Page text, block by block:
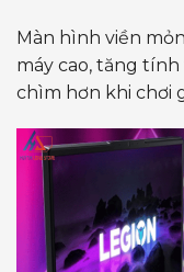
Màn hình viền
máy cao, tăng
chìm hơn khi chơi